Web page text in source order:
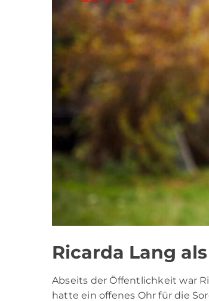
Ricarda Lang
Abseits der Öffentlichkeit war
hatte ein offenes Ohr für die